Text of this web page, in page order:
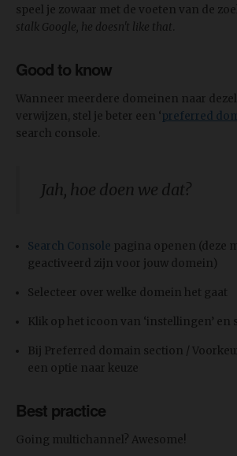
speel je zowaar met de voeten van de
stalk Google, he doesn't like that
Good to know
Wanneer meerdere domeinen naar
verwijzen, stel je beter een ‘preferred
search console.
Jah, hoe doen we dat?
Search Console pagina openen (deze
geactiveerd zijn voor jouw domein)
Selecteer over welke domein het gaat
Klik op het icoon van ‘instellingen’ en
Bij Preferred domain section /
een optie naar keuze
Best practice
Going multichannel? Awesome!